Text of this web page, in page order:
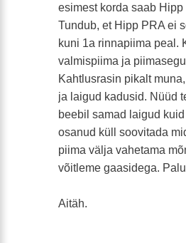
esimest korda saab
Tundub, et Hipp PRA ei
kuni 1a rinnapiima peal.
valmispiima ja
Kahtlusrasin pikalt
ja laigud kadusid. Nüüd
beebil samad laigud
osanud küll soovitada
piima välja vahetama
võitleme gaasidega.
Aitäh.